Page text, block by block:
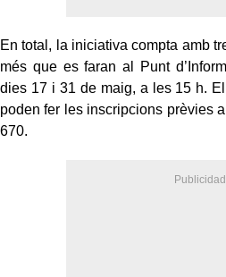
En total, la iniciativa compta amb
més que es faran al Punt
dies 17 i 31 de maig, a les 15 h.
poden fer les inscripcions prèvies
670.